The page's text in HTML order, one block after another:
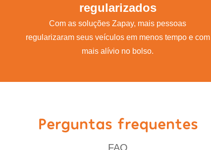
regularizados
Com as soluções Zapay, mais pessoas
regularizaram seus veículos em menos tempo e com
mais alívio no bolso.
Perguntas frequentes
FAQ